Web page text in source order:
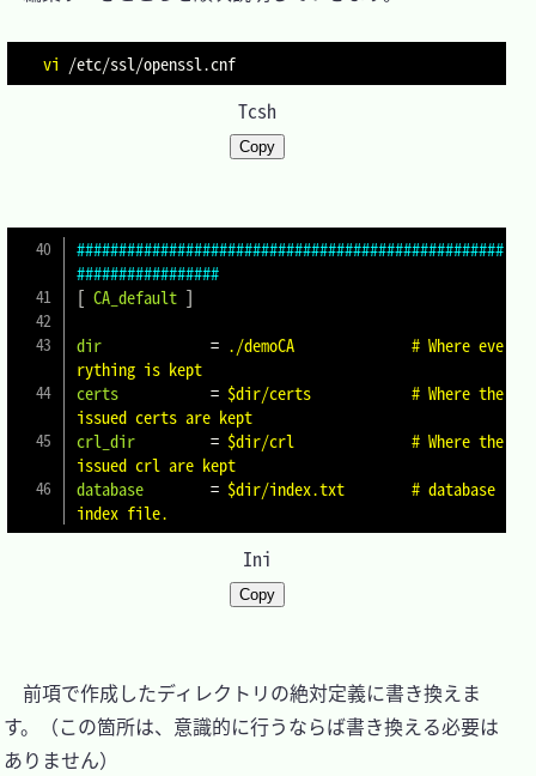
vi
Tcsh
Copy
###################################################
#################
[ CA_default ]
dir
= ./demoCA		# Where eve
rything is kept
certs
= $dir/certs		# Where the
issued certs are kept
crl_dir
= $dir/crl		# Where the
issued crl are kept
database
= $dir/index.txt	# database
index file.
Ini
Copy
前項で作成したディレクトリの絶対定義に書き換えま
す。（この箇所は、意識的に行うならば書き換える必要は
ありません）